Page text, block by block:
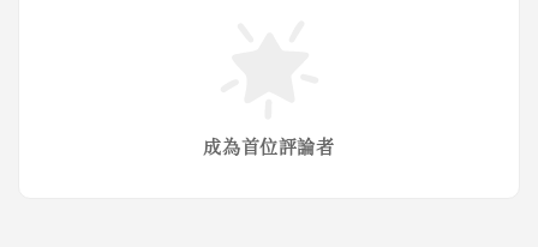
成為首位評論者